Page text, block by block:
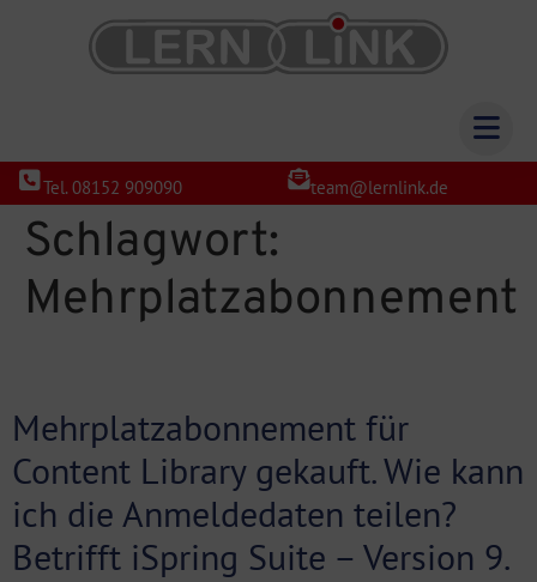
Tel. 08152 909090 team@lernlink.de
Schlagwort:
Mehrplatzabonnement
Mehrplatzabonnement für
Content Library gekauft. Wie kann
ich die Anmeldedaten teilen?
Betrifft iSpring Suite – Version 9.